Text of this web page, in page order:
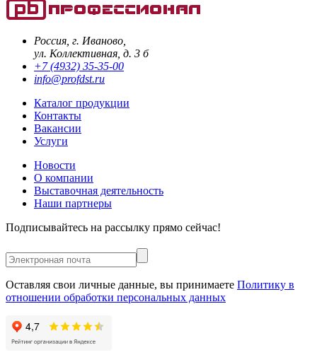
Россия, г. Иваново,
ул. Коллективная, д. 3 б
+7 (4932) 35-35-00
info@profdst.ru
Каталог продукции
Контакты
Вакансии
Услуги
Новости
О компании
Выставочная деятельность
Наши партнеры
Подписывайтесь на рассылку прямо сейчас!
Оставляя свои личные данные, вы принимаете Политику в
отношении обработки персональных данных